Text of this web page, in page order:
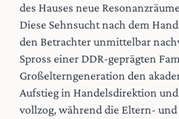
des Hauses neue
Diese Sehnsucht nach dem
den Betrachter unmittelbar
Spross einer DDR-geprägten
Großelterngeneration den
Aufstieg in Handelsdirektion
vollzog, während die Eltern- und